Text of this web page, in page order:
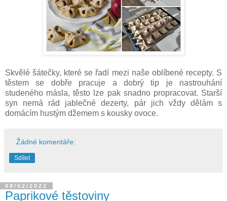
Skvělé šátečky, které se řadí mezi naše oblíbené recepty. S
těstem se dobře pracuje a dobrý tip je nastrouhání
studeného másla, těsto lze pak snadno propracovat. Starší
syn nemá rád jablečné dezerty, pár jich vždy dělám s
domácím hustým džemem s kousky ovoce.
Žádné komentáře:
Sdílet
08/02/2022
Paprikové těstoviny